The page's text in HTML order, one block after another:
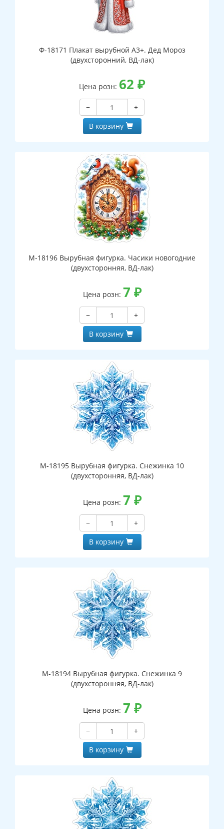
Ф-18171 Плакат вырубной А3+. Дед Мороз
(двухсторонний, ВД-лак)
Цена розн: 62 ₽
−
+
В корзину
М-18196 Вырубная фигурка. Часики новогодние
(двухсторонняя, ВД-лак)
Цена розн: 7 ₽
−
+
В корзину
М-18195 Вырубная фигурка. Снежинка 10
(двухсторонняя, ВД-лак)
Цена розн: 7 ₽
−
+
В корзину
М-18194 Вырубная фигурка. Снежинка 9
(двухсторонняя, ВД-лак)
Цена розн: 7 ₽
−
+
В корзину